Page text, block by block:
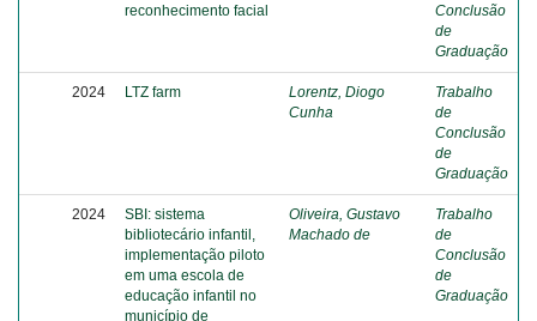
reconhecimento facial
Conclusão
de
Graduação
2024 LTZ farm
Lorentz, Diogo
Cunha
Trabalho
de
Conclusão
de
Graduação
2024
SBI: sistema
bibliotecário infantil,
implementação piloto
em uma escola de
educação infantil no
município de
Oliveira, Gustavo
Machado de
Trabalho
de
Conclusão
de
Graduação